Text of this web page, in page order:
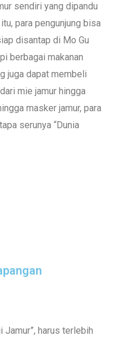
sendiri yang dipandu
para pengunjung bisa
disantap di Mo Gu
berbagai makanan
juga dapat membeli
mie jamur hingga
masker jamur, para
serunya “Dunia
Jamur”, harus terlebih